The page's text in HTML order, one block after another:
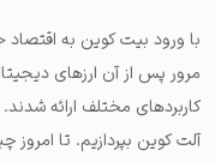
با ورود بیت کوین به اقتصاد
مرور پس از آن ارزهای
کاربردهای مختلف ارائه